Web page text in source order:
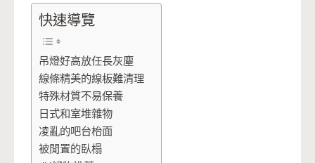
快速導覽
吊燈好高放任長灰塵
線條精美的線板難清理
特殊材質不易保養
日式和室堆雜物
凌亂的吧台枱面
被閒置的臥榻